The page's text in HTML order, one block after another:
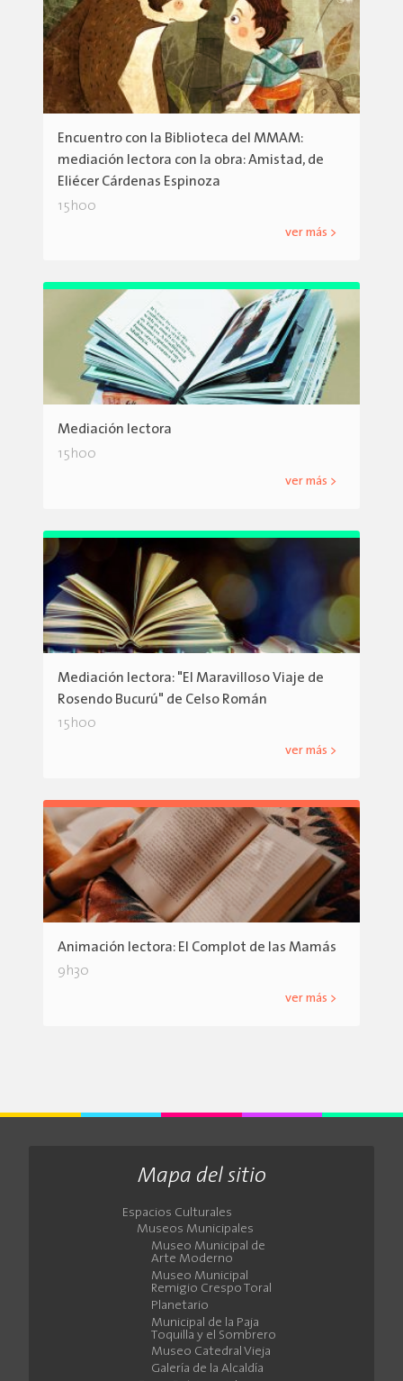
Encuentro con la Biblioteca del MMAM:
mediación lectora con la obra: Amistad, de
Eliécer Cárdenas Espinoza
15h00
ver más >
Mediación lectora
15h00
ver más >
Mediación lectora: "El Maravilloso Viaje de
Rosendo Bucurú" de Celso Román
15h00
ver más >
Animación lectora: El Complot de las Mamás
9h30
ver más >
Mapa del sitio
Espacios Culturales
Museos Municipales
Museo Municipal de
Arte Moderno
Museo Municipal
Remigio Crespo Toral
Planetario
Municipal de la Paja
Toquilla y el Sombrero
Museo Catedral Vieja
Galería de la Alcaldía